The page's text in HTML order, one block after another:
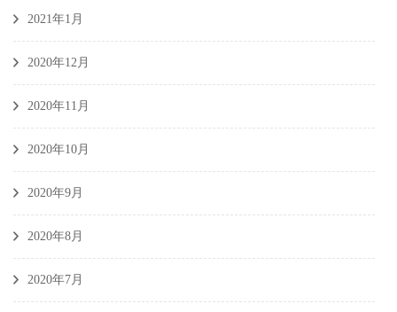
2021年1月
2020年12月
2020年11月
2020年10月
2020年9月
2020年8月
2020年7月